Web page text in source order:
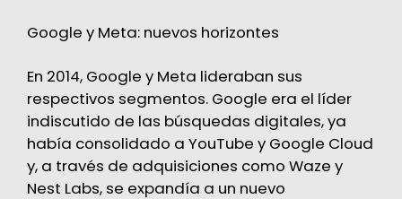
Google y Meta: nuevos horizontes
En 2014, Google y Meta lideraban sus
respectivos segmentos. Google era el líder
indiscutido de las búsquedas digitales, ya
había consolidado a YouTube y Google Cloud
y, a través de adquisiciones como Waze y
Nest Labs, se expandía a un nuevo